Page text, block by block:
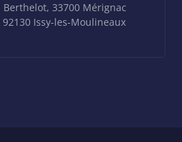
33700 Mérignac
Issy-les-Moulineaux